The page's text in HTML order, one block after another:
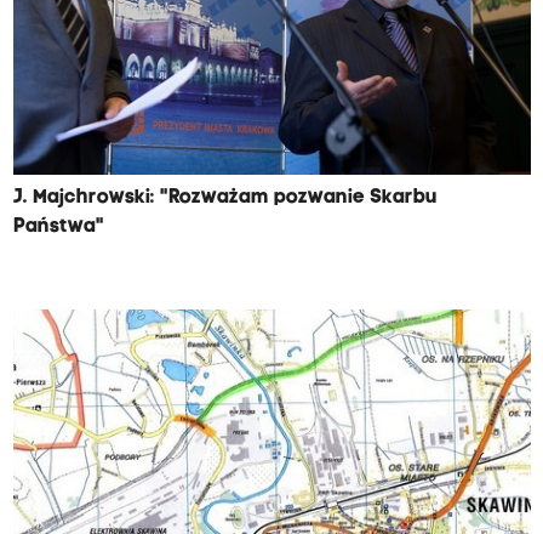
J. Majchrowski: "Rozważam pozwanie Skarbu
Państwa"